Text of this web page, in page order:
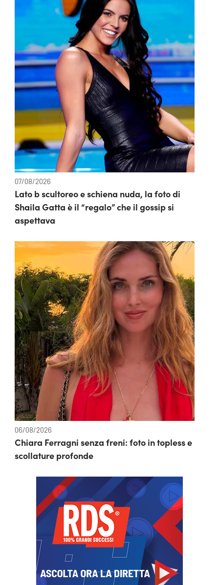
07/08/2026
Lato b scultoreo e schiena nuda, la foto di
Shaila Gatta è il “regalo” che il gossip si
aspettava
06/08/2026
Chiara Ferragni senza freni: foto in topless e
scollature profonde